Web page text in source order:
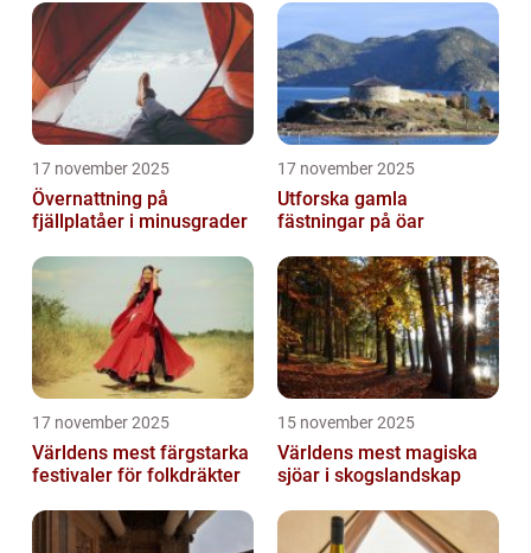
17 november 2025
Övernattning på
fjällplatåer i minusgrader
17 november 2025
Utforska gamla
fästningar på öar
17 november 2025
Världens mest färgstarka
festivaler för folkdräkter
15 november 2025
Världens mest magiska
sjöar i skogslandskap